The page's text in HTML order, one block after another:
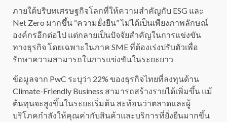
ภายใต้บริบทเศรษฐกิจโลกที่ให้ความสำคัญกับ ESG และ
Net Zero มากขึ้น “ความยั่งยืน” ไม่ได้เป็นเพียงภาพลักษณ์
องค์กรอีกต่อไป แต่กลายเป็นปัจจัยสำคัญในการแข่งขัน
ทางธุรกิจ โดยเฉพาะในภาค SME ที่ต้องเร่งปรับตัวเพื่อ
รักษาความสามารถในการแข่งขันในระยะยาว
ข้อมูลจาก PwC ระบุว่า 22% ของธุรกิจไทยที่ลงทุนด้าน
Climate-Friendly Business สามารถสร้างรายได้เพิ่มขึ้น แม้
ต้นทุนจะสูงขึ้นในระยะเริ่มต้น สะท้อนว่าตลาดและผู้
บริโภคกำลังให้คุณค่ากับสินค้าและบริการที่ยั่งยืนมากขึ้น